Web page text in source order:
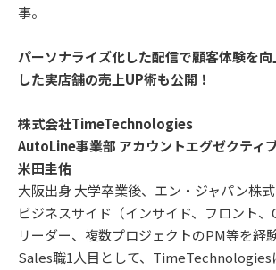
事。
パーソナライズ化した配信で顧客体験を
した実店舗の売上UP術も公開！
株式会社TimeTechnologies
AutoLine事業部 アカウントエグゼクティ
米田圭佑
大阪出身 大学卒業後、エン・ジャパン株式
ビジネスサイド（インサイド、フロント、
リーダー、複数プロジェクトのPM等を経験
Sales職1人目として、TimeTechnologies